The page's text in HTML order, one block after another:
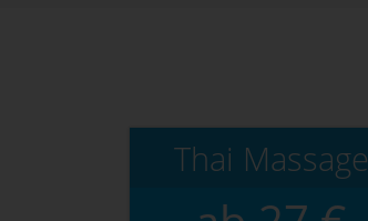
Thai Massage